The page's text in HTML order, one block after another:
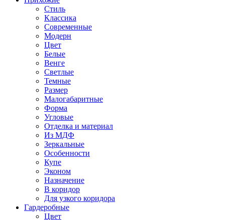
Стиль
Классика
Современные
Модерн
Цвет
Белые
Венге
Светлые
Темные
Размер
Малогабаритные
Форма
Угловые
Отделка и материал
Из МДФ
Зеркальные
Особенности
Купе
Эконом
Назначение
В коридор
Для узкого коридора
Гардеробные
Цвет